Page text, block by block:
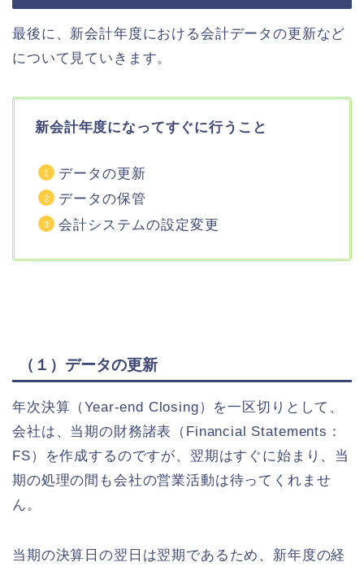
最後に、新会計年度における会計データの更新など
について見ていきます。
新会計年度になってすぐに行うこと
データの更新
データの保管
会計システムの設定変更
（１）データの更新
年次決算（Year-end Closing）を一区切りとして、
会社は、当期の財務諸表（Financial Statements：
FS）を作成するのですが、翌期はすぐに始まり、当
期の処理の間も会社の営業活動は待ってくれませ
ん。
当期の決算日の翌日は翌期であるため、新年度の経